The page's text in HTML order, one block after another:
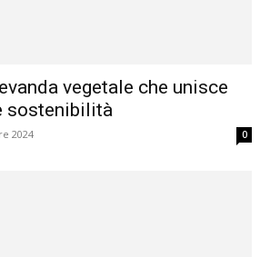
vegetale che unisce
sostenibilità
2024 0